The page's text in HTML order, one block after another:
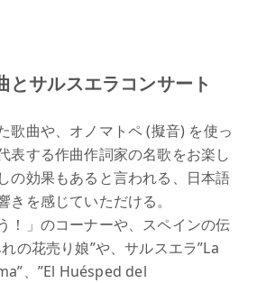
とサルスエラコンサート
歌曲や、オノマトペ (擬音) を使っ
表する作曲作詞家の名歌をお楽し
の効果もあると言われる、日本語
きを感じていただける。
！」のコーナーや、スペインの伝
の花売り娘”や、サルスエラ”La
、”El Huésped del